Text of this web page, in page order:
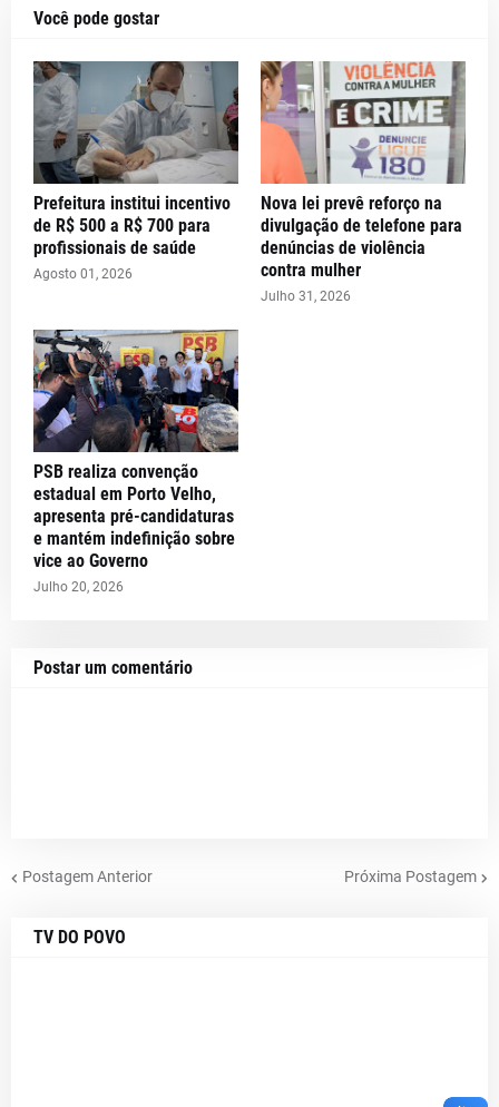
Você pode gostar
Prefeitura institui incentivo
de R$ 500 a R$ 700 para
profissionais de saúde
Agosto 01, 2026
Nova lei prevê reforço na
divulgação de telefone para
denúncias de violência
contra mulher
Julho 31, 2026
PSB realiza convenção
estadual em Porto Velho,
apresenta pré-candidaturas
e mantém indefinição sobre
vice ao Governo
Julho 20, 2026
Postar um comentário
Postagem Anterior Próxima Postagem
TV DO POVO